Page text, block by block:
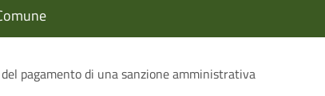
pagamento di una sanzione amministrativa